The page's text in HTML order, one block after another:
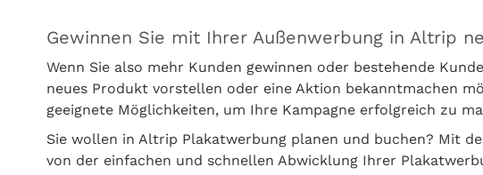
Gewinnen Sie mit Ihrer Außenwerbung in Altrip
Wenn Sie also mehr Kunden gewinnen oder bestehende
neues Produkt vorstellen oder eine Aktion bekanntmachen
geeignete Möglichkeiten, um Ihre Kampagne erfolgreich zu
Sie wollen in Altrip Plakatwerbung planen und buchen? Mit
von der einfachen und schnellen Abwicklung Ihrer